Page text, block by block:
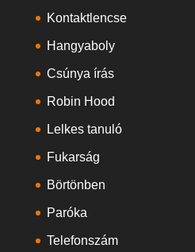
Kontaktlencse
Hangyaboly
Csúnya írás
Robin Hood
Lelkes tanuló
Fukarság
Börtönben
Paróka
Telefonszám